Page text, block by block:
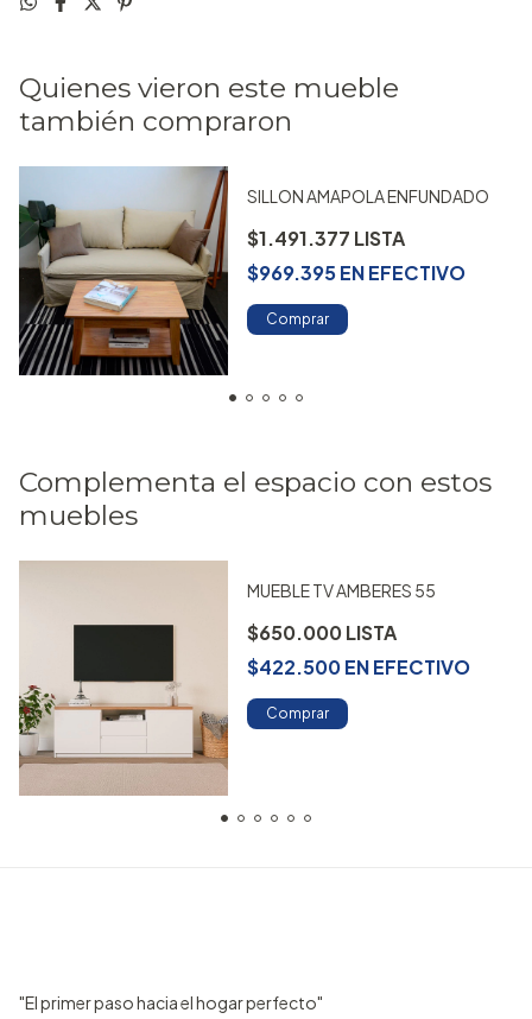
Quienes vieron este mueble
también compraron
SILLON AMAPOLA ENFUNDADO
$1.491.377
$969.395ENEFECTIVO
Comprar
Complementa el espacio con estos
muebles
MUEBLE TV AMBERES 55
$650.000
$422.500ENEFECTIVO
Comprar
"El primer paso hacia el hogar perfecto"